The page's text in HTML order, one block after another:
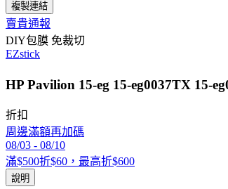
複製連結
賣貴通報
DIY包膜 免裁切
EZstick
HP Pavilion 15-eg 15-eg0037TX 15-
折扣
周邊滿額再加碼
08/03 - 08/10
滿$500折$60，最高折$600
說明